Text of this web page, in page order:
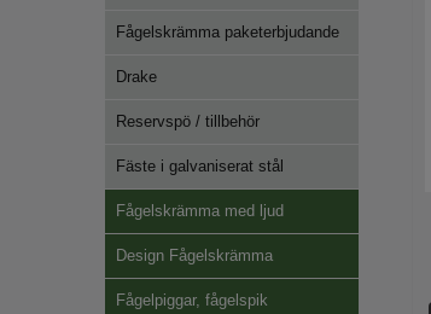
Fågelskrämma paketerbjudande
Drake
Reservspö / tillbehör
Fäste i galvaniserat stål
Fågelskrämma med ljud
Design Fågelskrämma
Fågelpiggar, fågelspik